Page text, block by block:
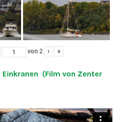
von 2 › »
(Film von Zenter